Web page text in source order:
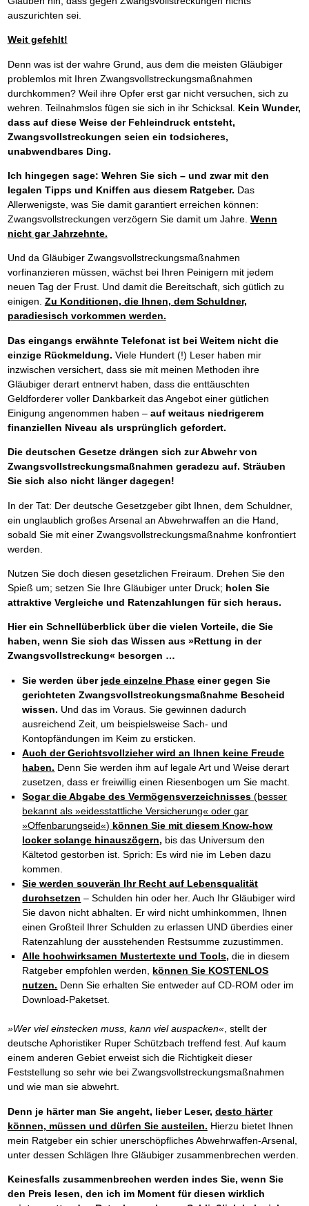
auszurichten sei.
Weit gefehlt!
Denn was ist der wahre Grund, aus dem die meisten Gläubiger
problemlos mit Ihren Zwangsvollstreckungsmaßnahmen
durchkommen? Weil ihre Opfer erst gar nicht versuchen, sich zu
wehren. Teilnahmslos fügen sie sich in ihr Schicksal. Kein Wunder,
dass auf diese Weise der Fehleindruck entsteht,
Zwangsvollstreckungen seien ein todsicheres,
unabwendbares Ding.
Ich hingegen sage: Wehren Sie sich – und zwar mit den
legalen Tipps und Kniffen aus diesem Ratgeber. Das
Allerwenigste, was Sie damit garantiert erreichen können:
Zwangsvollstreckungen verzögern Sie damit um Jahre. Wenn
nicht gar Jahrzehnte.
Und da Gläubiger Zwangsvollstreckungsmaßnahmen
vorfinanzieren müssen, wächst bei Ihren Peinigern mit jedem
neuen Tag der Frust. Und damit die Bereitschaft, sich gütlich zu
einigen. Zu Konditionen, die Ihnen, dem Schuldner,
paradiesisch vorkommen werden.
Das eingangs erwähnte Telefonat ist bei Weitem nicht die
einzige Rückmeldung. Viele Hundert (!) Leser haben mir
inzwischen versichert, dass sie mit meinen Methoden ihre
Gläubiger derart entnervt haben, dass die enttäuschten
Geldforderer voller Dankbarkeit das Angebot einer gütlichen
Einigung angenommen haben – auf weitaus niedrigerem
finanziellen Niveau als ursprünglich gefordert.
Die deutschen Gesetze drängen sich zur Abwehr von
Zwangsvollstreckungsmaßnahmen geradezu auf. Sträuben
Sie sich also nicht länger dagegen!
In der Tat: Der deutsche Gesetzgeber gibt Ihnen, dem Schuldner,
ein unglaublich großes Arsenal an Abwehrwaffen an die Hand,
sobald Sie mit einer Zwangsvollstreckungsmaßnahme konfrontiert
werden.
Nutzen Sie doch diesen gesetzlichen Freiraum. Drehen Sie den
Spieß um; setzen Sie Ihre Gläubiger unter Druck; holen Sie
attraktive Vergleiche und Ratenzahlungen für sich heraus.
Hier ein Schnellüberblick über die vielen Vorteile, die Sie
haben, wenn Sie sich das Wissen aus »Rettung in der
Zwangsvollstreckung« besorgen …
Sie werden über jede einzelne Phase einer gegen Sie
gerichteten Zwangsvollstreckungsmaßnahme Bescheid
wissen. Und das im Voraus. Sie gewinnen dadurch
ausreichend Zeit, um beispielsweise Sach- und
Kontopfändungen im Keim zu ersticken.
Auch der Gerichtsvollzieher wird an Ihnen keine Freude
haben. Denn Sie werden ihm auf legale Art und Weise derart
zusetzen, dass er freiwillig einen Riesenbogen um Sie macht.
Sogar die Abgabe des Vermögensverzeichnisses(besser
bekannt als »eidesstattliche Versicherung« oder gar
»Offenbarungseid«) können Sie mit diesem Know-how
locker solange hinauszögern, bis das Universum den
Kältetod gestorben ist. Sprich: Es wird nie im Leben dazu
kommen.
Sie werden souverän Ihr Recht auf Lebensqualität
durchsetzen – Schulden hin oder her. Auch Ihr Gläubiger wird
Sie davon nicht abhalten. Er wird nicht umhinkommen, Ihnen
einen Großteil Ihrer Schulden zu erlassen UND überdies einer
Ratenzahlung der ausstehenden Restsumme zuzustimmen.
Alle hochwirksamen Mustertexte und Tools, die in diesem
Ratgeber empfohlen werden, können Sie KOSTENLOS
nutzen. Denn Sie erhalten Sie entweder auf CD-ROM oder im
Download-Paketset.
»Wer viel einstecken muss, kann viel auspacken«, stellt der
deutsche Aphoristiker Ruper Schützbach treffend fest. Auf kaum
einem anderen Gebiet erweist sich die Richtigkeit dieser
Feststellung so sehr wie bei Zwangsvollstreckungsmaßnahmen
und wie man sie abwehrt.
Denn je härter man Sie angeht, lieber Leser, desto härter
können, müssen und dürfen Sie austeilen. Hierzu bietet Ihnen
mein Ratgeber ein schier unerschöpfliches Abwehrwaffen-Arsenal,
unter dessen Schlägen Ihre Gläubiger zusammenbrechen werden.
Keinesfalls zusammenbrechen werden indes Sie, wenn Sie
den Preis lesen, den ich im Moment für diesen wirklich